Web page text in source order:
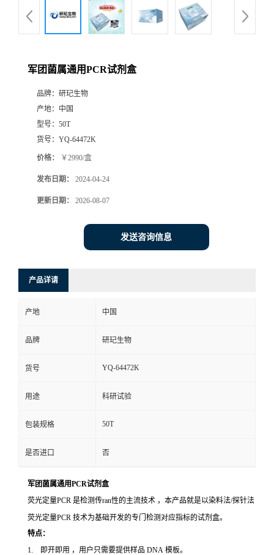
军团菌属通用PCR试剂盒
品牌： 研玘生物
产地： 中国
型号： 50T
货号： YQ-64472K
价格： ￥2990/盒
发布日期： 2024-04-24
更新日期： 2026-08-07
发送咨询信息
产品详请
产地 中国
品牌 研玘生物
货号 YQ-64472K
用途 科研试验
包装规格 50T
是否进口 否
军团菌属通用PCR试剂盒
荧光定量PCR 是检测传ran性的主流技术 ，本产品就是以染料法/探针法
荧光定量PCR 技术为基础开发的专门检测对应指标的试剂盒。
特点：
1. 即开即用 ，用户只需要提供样品 DNA 模板。